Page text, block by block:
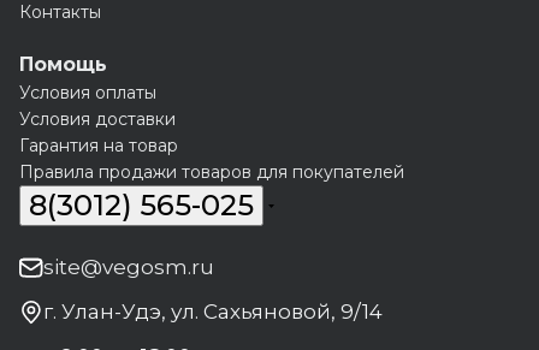
Контакты
Помощь
Условия оплаты
Условия доставки
Гарантия на товар
Правила продажи товаров для покупателей
8(3012) 565-025
site@vegosm.ru
г. Улан-Удэ, ул. Сахьяновой, 9/14